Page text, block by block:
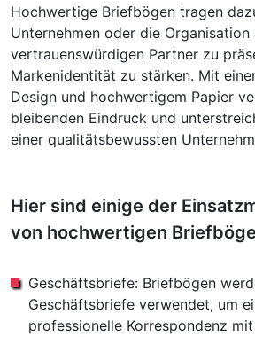
Hochwertige Briefbögen tragen
Unternehmen oder die Organisation
vertrauenswürdigen Partner zu
Markenidentität zu stärken. Mit
Design und hochwertigem Papier
bleibenden Eindruck und
einer qualitätsbewussten
Hier sind einige der
von hochwertigen
Geschäftsbriefe: Briefbögen
Geschäftsbriefe verwendet, um
professionelle Korrespondenz